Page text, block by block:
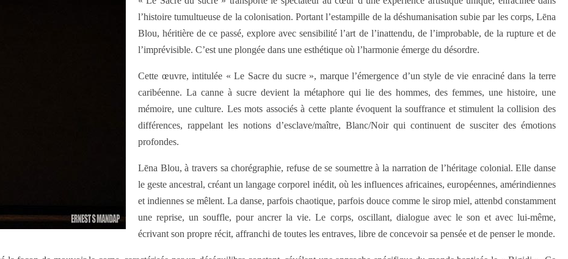
l’histoire tumultueuse de la colonisation. Portant l’estampille de la déshumanisation subie par les corps, Lēna
Blou, héritière de ce passé, explore avec sensibilité l’art de l’inattendu, de l’improbable, de la rupture et de
l’imprévisible. C’est une plongée dans une esthétique où l’harmonie émerge du désordre.
Cette œuvre, intitulée « Le Sacre du sucre », marque l’émergence d’un style de vie enraciné dans la terre
caribéenne. La canne à sucre devient la métaphore qui lie des hommes, des femmes, une histoire, une
mémoire, une culture. Les mots associés à cette plante évoquent la souffrance et stimulent la collision des
différences, rappelant les notions d’esclave/maître, Blanc/Noir qui continuent de susciter des émotions
profondes.
Lēna Blou, à travers sa chorégraphie, refuse de se soumettre à la narration de l’héritage colonial. Elle danse
le geste ancestral, créant un langage corporel inédit, où les influences africaines, européennes, amérindiennes
et indiennes se mêlent. La danse, parfois chaotique, parfois douce comme le sirop miel, attenbd constamment
une reprise, un souffle, pour ancrer la vie. Le corps, oscillant, dialogue avec le son et avec lui-même,
écrivant son propre récit, affranchi de toutes les entraves, libre de concevoir sa pensée et de penser le monde.